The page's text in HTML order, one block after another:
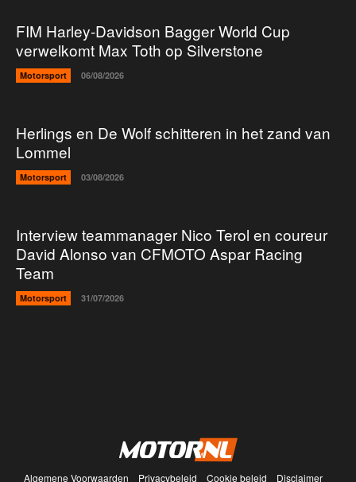
FIM Harley-Davidson Bagger World Cup
verwelkomt Max Toth op Silverstone
Motorsport 06/08/2026
Herlings en De Wolf schitteren in het zand van
Lommel
Motorsport 03/08/2026
Interview teammanager Nico Terol en coureur
David Alonso van CFMOTO Aspar Racing
Team
Motorsport 31/07/2026
Algemene Voorwaarden Privacybeleid Cookie beleid Disclaimer